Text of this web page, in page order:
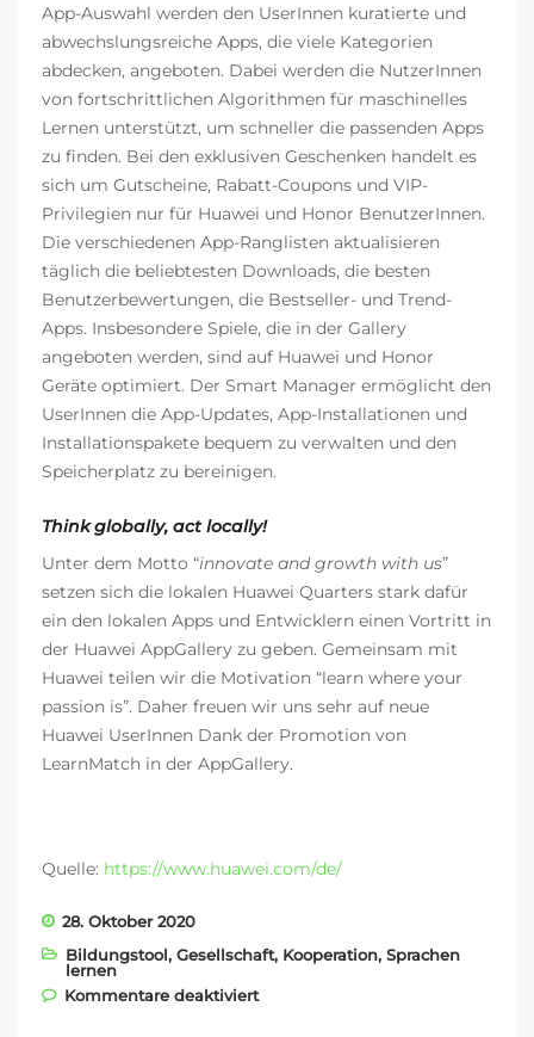
App-Auswahl werden den UserInnen kuratierte und
abwechslungsreiche Apps, die viele Kategorien
abdecken, angeboten. Dabei werden die NutzerInnen
von fortschrittlichen Algorithmen für maschinelles
Lernen unterstützt, um schneller die passenden Apps
zu finden. Bei den exklusiven Geschenken handelt es
sich um Gutscheine, Rabatt-Coupons und VIP-
Privilegien nur für Huawei und Honor BenutzerInnen.
Die verschiedenen App-Ranglisten aktualisieren
täglich die beliebtesten Downloads, die besten
Benutzerbewertungen, die Bestseller- und Trend-
Apps. Insbesondere Spiele, die in der Gallery
angeboten werden, sind auf Huawei und Honor
Geräte optimiert. Der Smart Manager ermöglicht den
UserInnen die App-Updates, App-Installationen und
Installationspakete bequem zu verwalten und den
Speicherplatz zu bereinigen.
Think globally, act locally!
Unter dem Motto “innovate and growth with us”
setzen sich die lokalen Huawei Quarters stark dafür
ein den lokalen Apps und Entwicklern einen Vortritt in
der Huawei AppGallery zu geben. Gemeinsam mit
Huawei teilen wir die Motivation “learn where your
passion is”. Daher freuen wir uns sehr auf neue
Huawei UserInnen Dank der Promotion von
LearnMatch in der AppGallery.
Quelle: https://www.huawei.com/de/
28. Oktober 2020
Bildungstool, Gesellschaft, Kooperation, Sprachen
lernen
Kommentare deaktiviertfür Huawei Österreich promotet